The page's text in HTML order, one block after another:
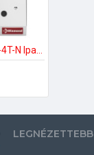
LEGNÉZETTEBB